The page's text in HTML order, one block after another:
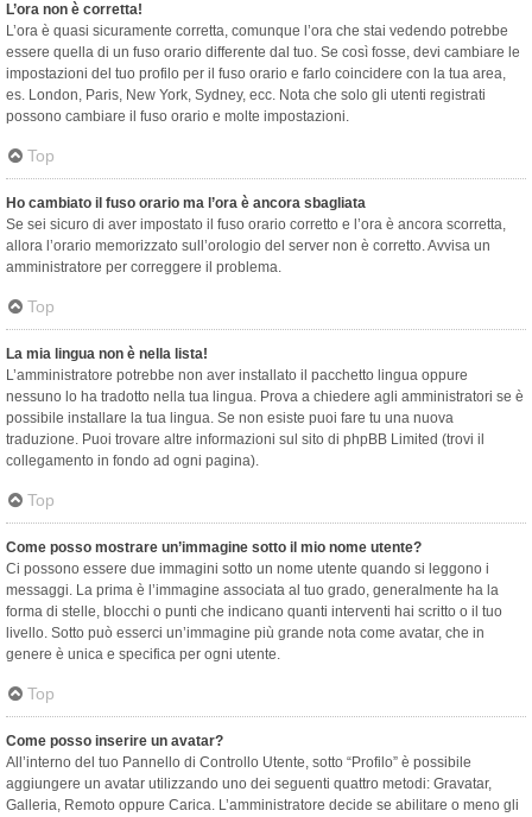
L’ora non è corretta!
L’ora è quasi sicuramente corretta, comunque l’ora che stai vedendo potrebbe
essere quella di un fuso orario differente dal tuo. Se così fosse, devi cambiare le
impostazioni del tuo profilo per il fuso orario e farlo coincidere con la tua area,
es. London, Paris, New York, Sydney, ecc. Nota che solo gli utenti registrati
possono cambiare il fuso orario e molte impostazioni.
Top
Ho cambiato il fuso orario ma l’ora è ancora sbagliata
Se sei sicuro di aver impostato il fuso orario corretto e l’ora è ancora scorretta,
allora l’orario memorizzato sull’orologio del server non è corretto. Avvisa un
amministratore per correggere il problema.
Top
La mia lingua non è nella lista!
L’amministratore potrebbe non aver installato il pacchetto lingua oppure
nessuno lo ha tradotto nella tua lingua. Prova a chiedere agli amministratori se è
possibile installare la tua lingua. Se non esiste puoi fare tu una nuova
traduzione. Puoi trovare altre informazioni sul sito di phpBB Limited (trovi il
collegamento in fondo ad ogni pagina).
Top
Come posso mostrare un’immagine sotto il mio nome utente?
Ci possono essere due immagini sotto un nome utente quando si leggono i
messaggi. La prima è l’immagine associata al tuo grado, generalmente ha la
forma di stelle, blocchi o punti che indicano quanti interventi hai scritto o il tuo
livello. Sotto può esserci un’immagine più grande nota come avatar, che in
genere è unica e specifica per ogni utente.
Top
Come posso inserire un avatar?
All’interno del tuo Pannello di Controllo Utente, sotto “Profilo” è possibile
aggiungere un avatar utilizzando uno dei seguenti quattro metodi: Gravatar,
Galleria, Remoto oppure Carica. L’amministratore decide se abilitare o meno gli